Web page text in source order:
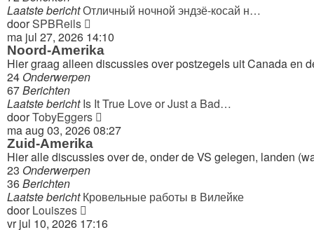
Laatste berichtОтличный ночной эндзё-косай н…
doorSPBReils
laatste
bericht
ma jul 27, 2026 14:10
Noord-Amerika
Hier graag alleen discussies over postzegels uit Canada en
24 Onderwerpen
67Berichten
Laatste bericht Is It True Love or Just a Bad…
doorTobyEggers
laatste
ma aug 03, 2026 08:27
Zuid-Amerika
Hier alle discussies over de, onder de VS gelegen, landen
23 Onderwerpen
36Berichten
Laatste bericht Кровельные работы в Вилейке
doorLouiszes
laatste
vr jul 10, 2026 17:16